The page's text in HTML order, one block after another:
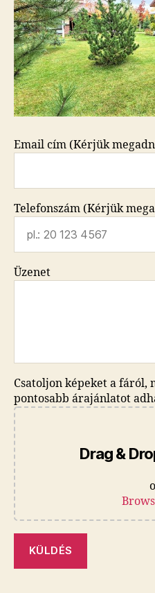
Email cím (Kérjük
Telefonszám (Kérjük
Üzenet
Csatoljon képeket a
pontosabb árajánlatot
Drag &